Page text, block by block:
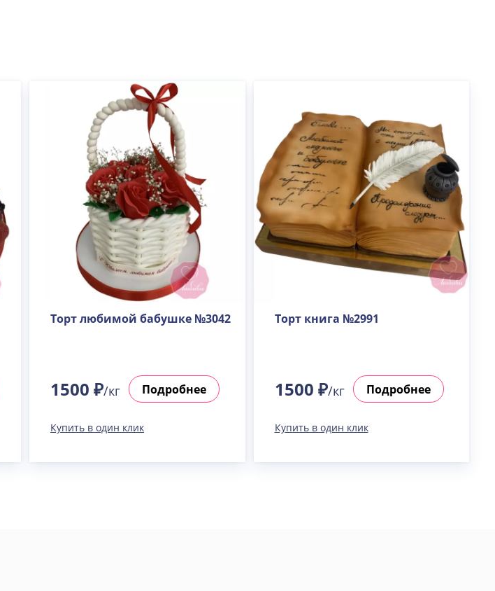
Торт любимой бабушке №3042
1500 ₽/кг Подробнее
Купить в один клик
Торт книга №2991
1500 ₽/кг Подробнее
Купить в один клик